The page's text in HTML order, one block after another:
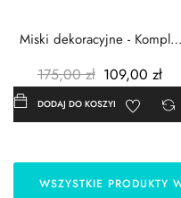
Miski dekoracyjne - Komplet
175,00 zł 109,00 zł
DODAJ DO KOSZYKA
WSZYSTKIE PRODUKTY